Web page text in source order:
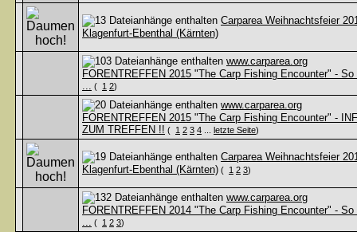
Carparea Weihnachtsfeier
Klagenfurt-Ebenthal (Kärnten)
www.carparea.org
FORENTREFFEN 2015 "The Carp Fishing Encounter" - So
... ( 1 2)
www.carparea.org
FORENTREFFEN 2015 "The Carp Fishing Encounter" -
ZUM TREFFEN !! ( 1 2 3 4 letzte Seite)
Carparea Weihnachtsfeier
Klagenfurt-Ebenthal (Kärnten) ( 1 2 3)
www.carparea.org
FORENTREFFEN 2014 "The Carp Fishing Encounter" - So
... ( 1 2 3)